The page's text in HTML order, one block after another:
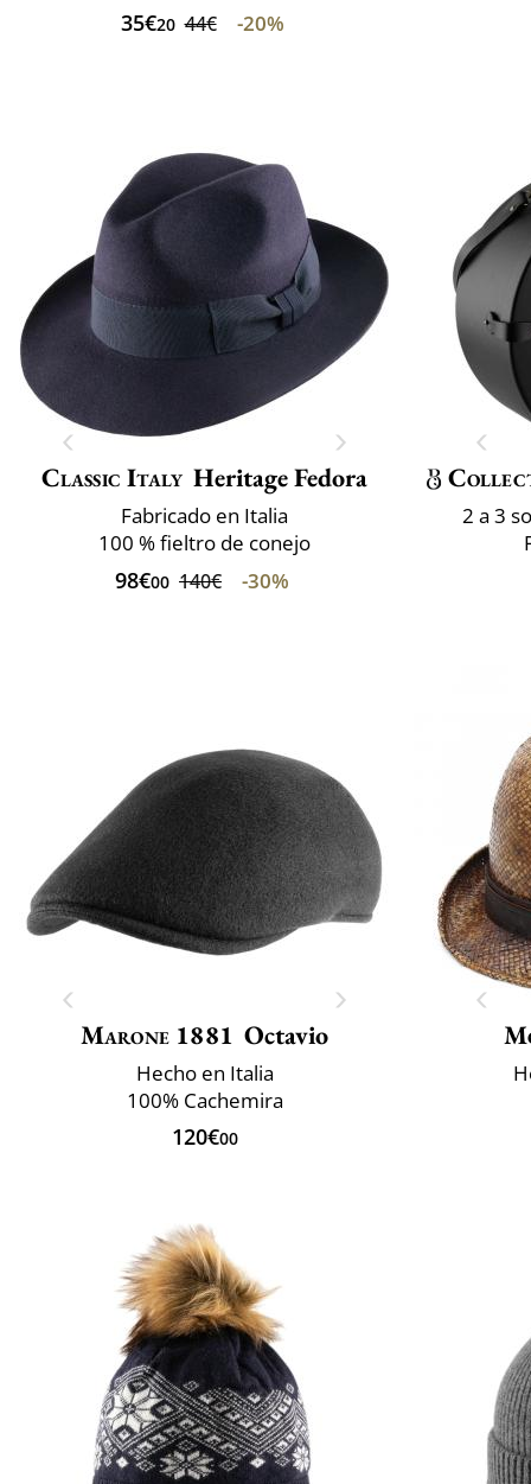
35€20 44€ -20%
Classic Italy Heritage Fedora
Fabricado en Italia
100 % fieltro de conejo
98€00 140€ -30%
2 a 3
Marone 1881 Octavio
Hecho en Italia
100% Cachemira
120€00